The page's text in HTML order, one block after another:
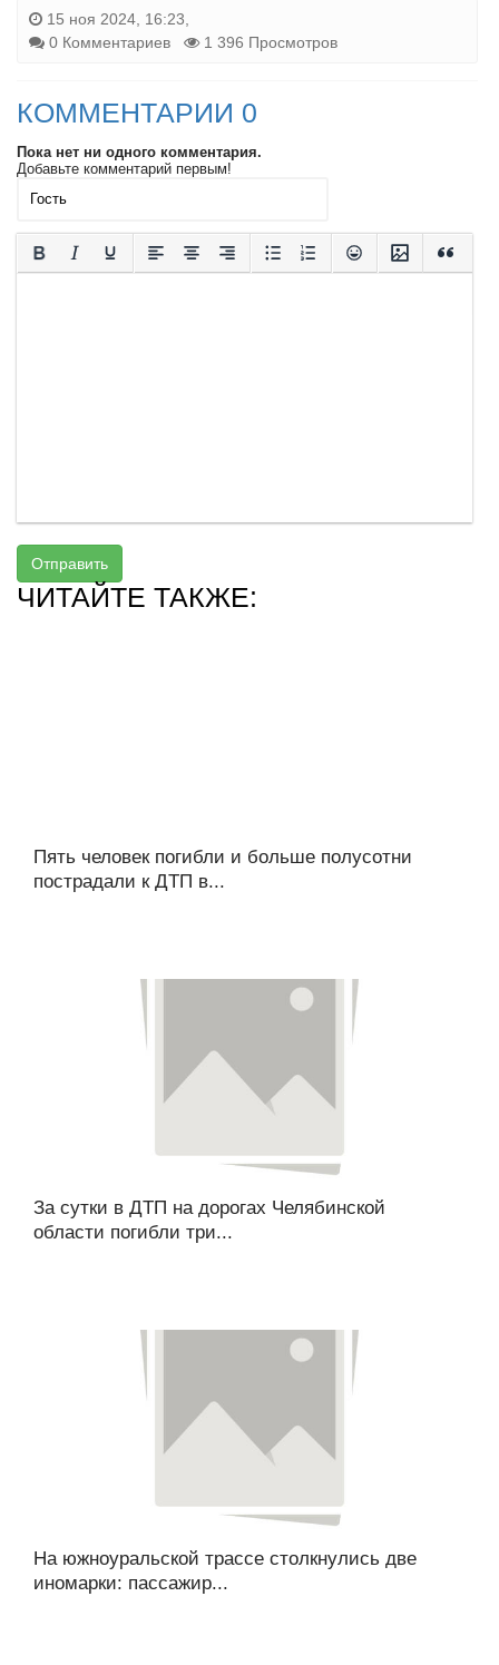
15 ноя 2024, 16:23,
0 Комментариев
1 396 Просмотров
КОММЕНТАРИИ 0
Пока нет ни одного комментария.
Добавьте комментарий первым!
Отправить
ЧИТАЙТЕ ТАКЖЕ:
Пять человек погибли и больше полусотни
пострадали к ДТП в...
За сутки в ДТП на дорогах Челябинской
области погибли три...
На южноуральской трассе столкнулись две
иномарки: пассажир...